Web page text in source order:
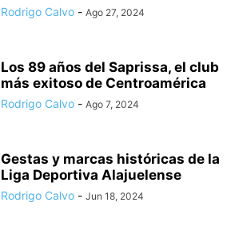
Rodrigo Calvo - Ago 27, 2024
Los 89 años del Saprissa, el club
más exitoso de Centroamérica
Rodrigo Calvo - Ago 7, 2024
Gestas y marcas históricas de la
Liga Deportiva Alajuelense
Rodrigo Calvo - Jun 18, 2024